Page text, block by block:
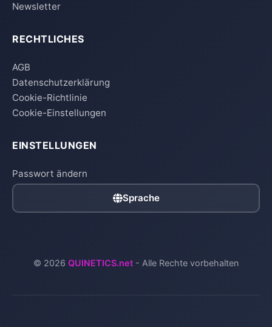
Newsletter
RECHTLICHES
AGB
Datenschutzerklärung
Cookie-Richtlinie
Cookie-Einstellungen
EINSTELLUNGEN
Passwort ändern
Sprache
© 2026 QUINETICS.net - Alle Rechte vorbehalten